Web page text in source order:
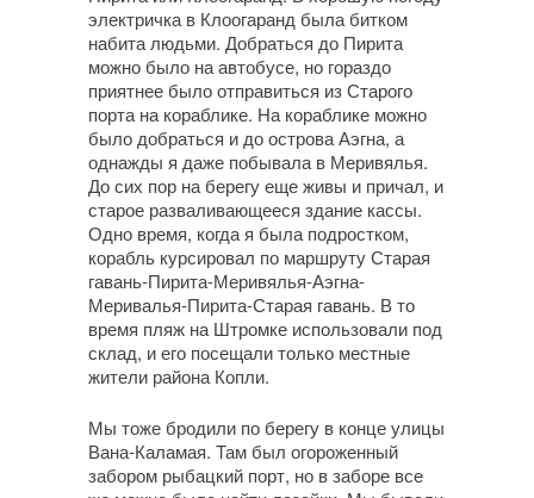
электричка в Клоогаранд была битком
набита людьми. Добраться до Пирита
можно было на автобусе, но гораздо
приятнее было отправиться из Старого
порта на кораблике. На кораблике можно
было добраться и до острова Аэгна, а
однажды я даже побывала в Меривялья.
До сих пор на берегу еще живы и причал, и
старое разваливающееся здание кассы.
Одно время, когда я была подростком,
корабль курсировал по маршруту Старая
гавань-Пирита-Меривялья-Аэгна-
Меривалья-Пирита-Старая гавань. В то
время пляж на Штромке использовали под
склад, и его посещали только местные
жители района Копли.
Мы тоже бродили по берегу в конце улицы
Вана-Каламая. Там был огороженный
забором рыбацкий порт, но в заборе все